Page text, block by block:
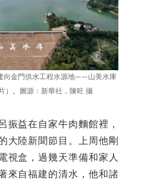
向金門供水工程水源地——山美水庫
）。圖源：新華社，陳旺 攝
振益在自家牛肉麵館裡，
大陸新聞節目。上周他剛
視盒，過幾天準備和家人
來自福建的清水，他和諸